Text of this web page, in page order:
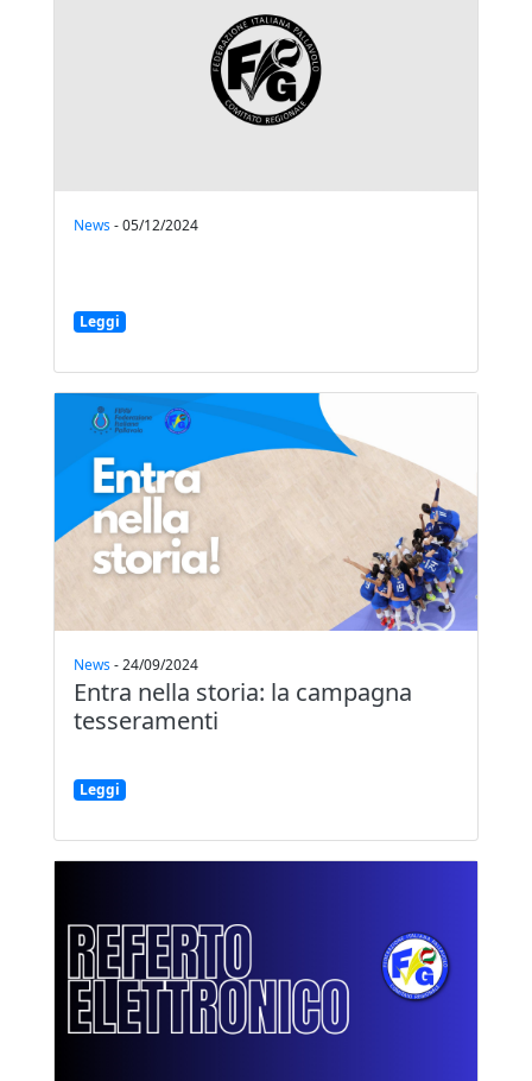
News-05/12/2024
Leggi
News-24/09/2024
Entra nella storia: la campagna
tesseramenti
Leggi